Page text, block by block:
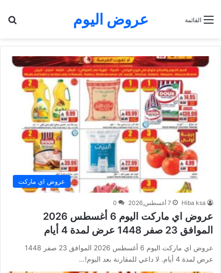
عروض اليوم القائمة
عروض اي ماركت
Hiba ksa 7 أغسطس,2026 0
عروض اي ماركت اليوم 6 أغسطس 2026
الموافق 23 صفر 1448 عرض لمدة 4 أيام
عروض اي ماركت اليوم 6 أغسطس 2026 الموافق 23 صفر 1448
عرض لمدة 4 أيام. لا داعي للمقارنة بعد اليوم!…